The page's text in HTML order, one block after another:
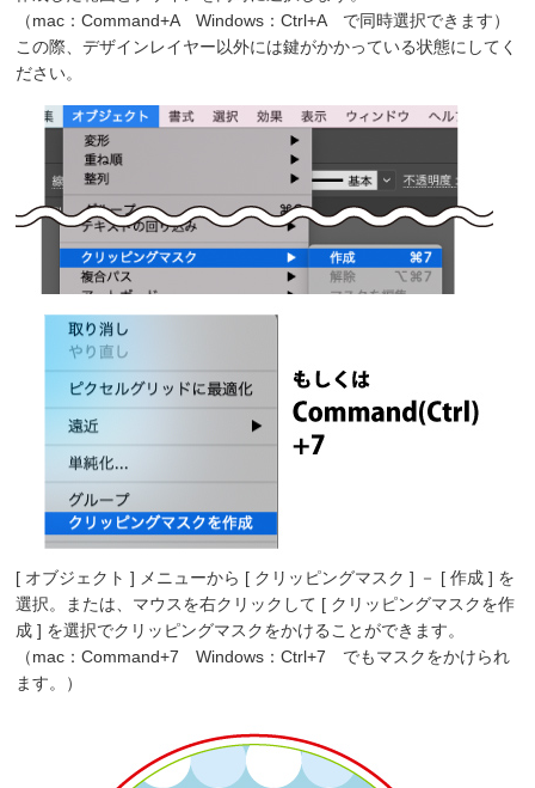
（mac：Command+A Windows：Ctrl+A で同時選択できます）
この際、デザインレイヤー以外には鍵がかかっている状態にしてく
ださい。
[ オブジェクト ] メニューから [ クリッピングマスク ] － [ 作成 ] を
選択。または、マウスを右クリックして [ クリッピングマスクを作
成 ] を選択でクリッピングマスクをかけることができます。
（mac：Command+7 Windows：Ctrl+7 でもマスクをかけられ
ます。）